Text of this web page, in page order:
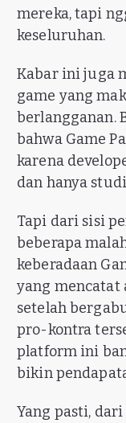
mereka, tapi
keseluruhan.
Kabar ini juga
game yang
berlangganan.
bahwa Game
karena
dan hanya
Tapi dari sisi
beberapa
keberadaan
yang mencatat
setelah
pro-kontra
platform ini
bikin
Yang pasti,